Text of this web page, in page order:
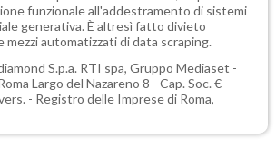
funzionale all'addestramento di sistemi
generativa. È altresì fatto divieto
mezzi automatizzati di data scraping.
S.p.a. RTI spa, Gruppo Mediaset -
Largo del Nazareno 8 - Cap. Soc. €
- Registro delle Imprese di Roma,